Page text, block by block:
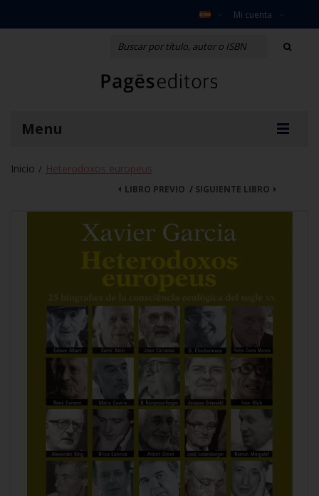
Mi cuenta
Menu
Inicio / Heterodoxos europeus
SIGUIENTE LIBRO
LIBRO PREVIO /